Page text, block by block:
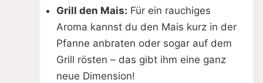
Grill den Mais: Für ein rauchiges
Aroma kannst du den Mais kurz in der
Pfanne anbraten oder sogar auf dem
Grill rösten – das gibt ihm eine ganz
neue Dimension!